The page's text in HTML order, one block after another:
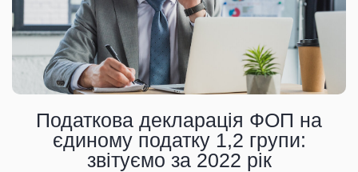
Податкова декларація ФОП на
єдиному податку 1,2 групи:
звітуємо за 2022 рік